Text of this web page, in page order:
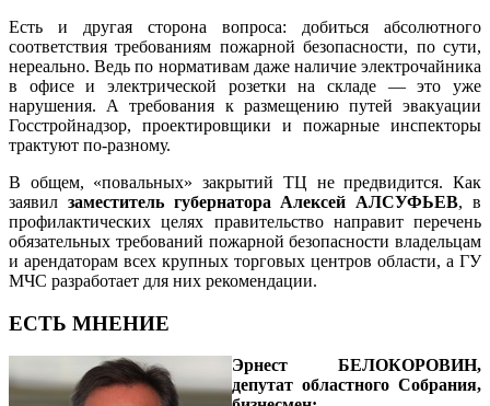
Есть и другая сторона вопроса: добиться абсолютного
соответствия требованиям пожарной безопасности, по сути,
нереально. Ведь по нормативам даже наличие электрочайника
в офисе и электрической розетки на складе — это уже
нарушения. А требования к размещению путей эвакуации
Госстройнадзор, проектировщики и пожарные инспекторы
трактуют по-разному.
В общем, «повальных» закрытий ТЦ не предвидится. Как
заявил заместитель губернатора Алексей АЛСУФЬЕВ, в
профилактических целях правительство направит перечень
обязательных требований пожарной безопасности владельцам
и арендаторам всех крупных торговых центров области, а ГУ
МЧС разработает для них рекомендации.
ЕСТЬ МНЕНИЕ
Эрнест БЕЛОКОРОВИН,
депутат областного Собрания,